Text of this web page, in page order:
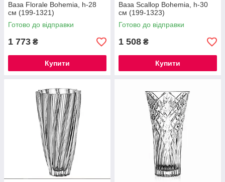
Ваза Florale Bohemia, h-28
см (199-1321)
Готово до відправки
1 773 ₴
Купити
Ваза Scallop Bohemia, h-30
см (199-1323)
Готово до відправки
1 508 ₴
Купити